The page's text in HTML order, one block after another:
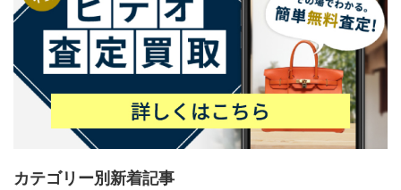
カテゴリー別新着記事